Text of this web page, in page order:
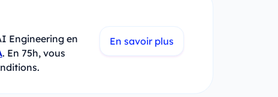
Engineering en
. En 75h, vous
En savoir plus